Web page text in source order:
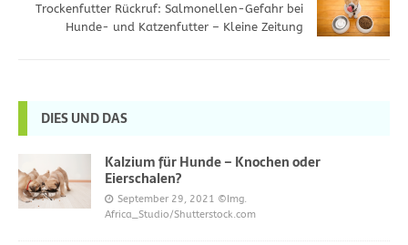
Trockenfutter Rückruf: Salmonellen-Gefahr bei
Hunde- und Katzenfutter – Kleine Zeitung
DIES UND DAS
Kalzium für Hunde – Knochen oder
Eierschalen?
September 29, 2021 ©Img.
Africa_Studio/Shutterstock.com